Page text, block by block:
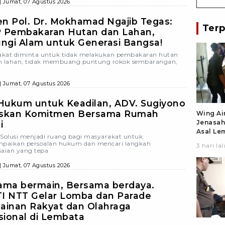
Jumat, 07 Agustus 2026
Pol. Dr. Mokhamad Ngajib Tegas:
Pembakaran Hutan dan Lahan,
Alam untuk Generasi Bangsa!
diminta untuk tidak melakukan pembakaran hutan
lahan, tidak membuang puntung rokok sembarangan,
Jumat, 07 Agustus 2026
untuk Keadilan, ADV. Sugiyono
Komitmen Bersama Rumah
menjadi ruang bagi masyarakat untuk
persoalan hukum dan mencari langkah
yang tepa
Jumat, 07 Agustus 2026
bermain, Bersama berdaya.
NTT Gelar Lomba dan Parade
Rakyat dan Olahraga
di Lembata
Wing
Asal
di
Kupang
3 hari